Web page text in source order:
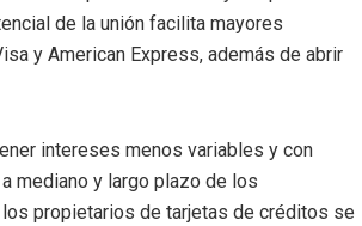
de la unión facilita mayores
y American Express, además de abrir
intereses menos variables y con
mediano y largo plazo de los
propietarios de tarjetas de créditos se